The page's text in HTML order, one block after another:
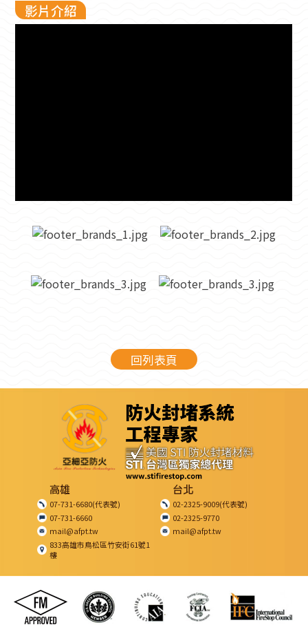
影片介紹
回列表頁
高雄
07-731-6680(代表號)
07-731-6660
mail@afpt.tw
833高雄市鳥松區竹安街61號1
樓
台北
02-2325-9009(代表號)
02-2325-9770
mail@afpt.tw